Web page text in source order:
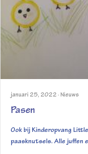
januari 25, 2022 · Nieuws
Pasen
Ook bij Kinderopvang
paasknutsels. Alle juffen